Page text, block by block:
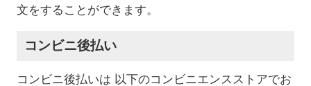
文をすることができます。
コンビニ後払い
コンビニ後払いは 以下のコンビニエンスストアでお